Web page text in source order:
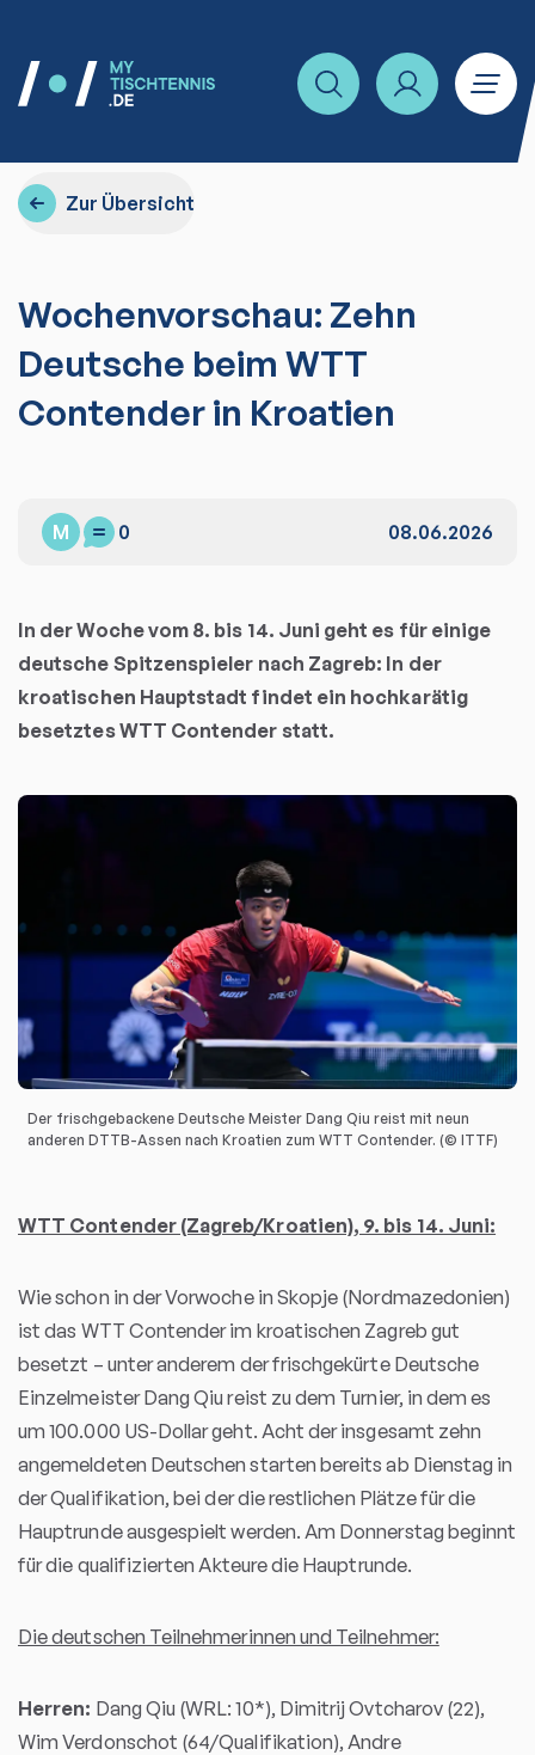
Zur Übersicht
Wochenvorschau: Zehn
Deutsche beim WTT
Contender in Kroatien
M 0 08.06.2026
In der Woche vom 8. bis 14. Juni geht es für einige
deutsche Spitzenspieler nach Zagreb: In der
kroatischen Hauptstadt findet ein hochkarätig
besetztes WTT Contender statt.
Der frischgebackene Deutsche Meister Dang Qiu reist mit neun
anderen DTTB-Assen nach Kroatien zum WTT Contender. (© ITTF)
WTT Contender (Zagreb/Kroatien), 9. bis 14. Juni:
Wie schon in der Vorwoche in Skopje (Nordmazedonien)
ist das WTT Contender im kroatischen Zagreb gut
besetzt – unter anderem der frischgekürte Deutsche
Einzelmeister Dang Qiu reist zu dem Turnier, in dem es
um 100.000 US-Dollar geht. Acht der insgesamt zehn
angemeldeten Deutschen starten bereits ab Dienstag in
der Qualifikation, bei der die restlichen Plätze für die
Hauptrunde ausgespielt werden. Am Donnerstag beginnt
für die qualifizierten Akteure die Hauptrunde.
Die deutschen Teilnehmerinnen und Teilnehmer:
Herren: Dang Qiu (WRL: 10*), Dimitrij Ovtcharov (22),
Wim Verdonschot (64/Qualifikation), Andre